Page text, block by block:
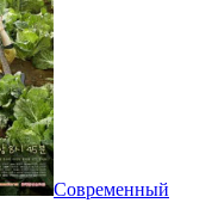
Современный